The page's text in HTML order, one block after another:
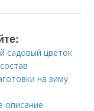
садовый цветок
на зиму
описание